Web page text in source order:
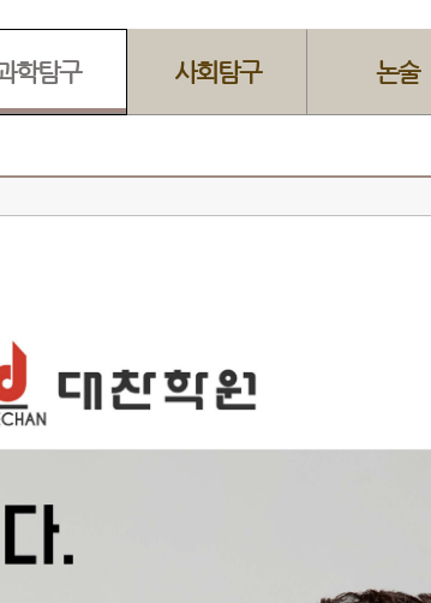
학탐구 사회탐구 논술